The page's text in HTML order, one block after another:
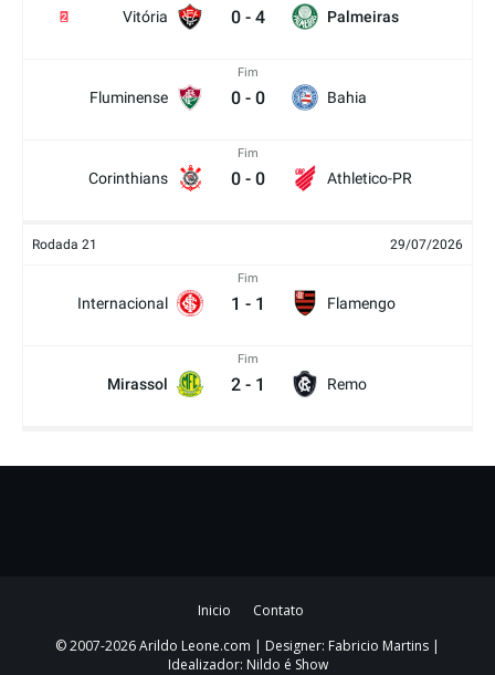
Vitória
2 0 - 4 Palmeiras
Fluminense
Fim
0 - 0 Bahia
Corinthians
Fim
0 - 0 Athletico-PR
Rodada 21 29/07/2026
Internacional
Fim
1 - 1 Flamengo
Mirassol
Fim
2 - 1 Remo
Inicio
Contato
© 2007-2026 Arildo Leone.com | Designer: Fabricio Martins |
Idealizador: Nildo é Show